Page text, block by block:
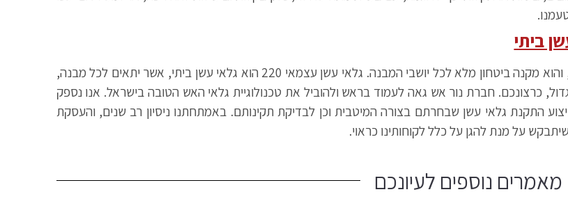
גלאי עשן עצמאי 220 מאושר על ידי מכון התקנים ושירותי הכבאות, והוא מקנה ביטחון מלא לכל יושבי המבנה. גלאי עשן עצמאי 220 הוא גלאי עשן ביתי, אשר יתאים לכל מבנה,
כרצונכם. חברת נור אש גאה לעמוד בראש ולהוביל את טכנולוגיית גלאי האש הטובה בישראל. אנו נספק
התקנת גלאי עשן שבחרתם בצורה המיטבית וכן לבדיקת תקינותם. באמתחתנו ניסיון רב שנים, והעסקת
על מנת להגן על כלל לקוחותינו כראוי.
מאמרים נוספים לעיונכם